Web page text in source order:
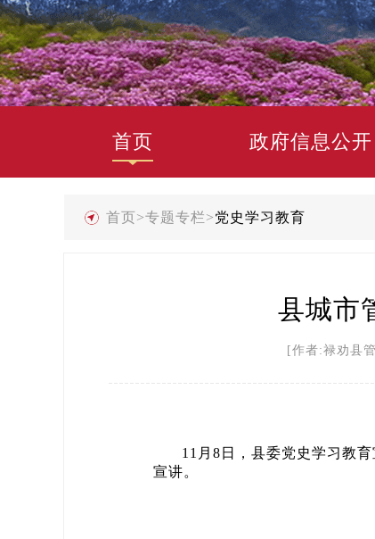
首页 政府信息公开
首页>专题专栏>党史学习教育
县城市
[作者:禄劝
11月8日，县委党史学习教
宣讲。